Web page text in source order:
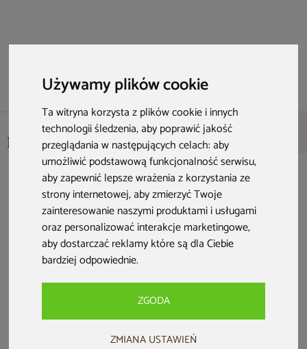
Używamy plików cookie
Ta witryna korzysta z plików cookie i innych
technologii śledzenia, aby poprawić jakość
przeglądania w następujących celach:aby
umożliwić podstawową funkcjonalność serwisu,
aby zapewnić lepsze wrażenia z korzystania ze
strony internetowej,aby zmierzyć Twoje
zainteresowanie naszymi produktami i usługami
oraz personalizować interakcje marketingowe,
aby dostarczać reklamy które są dla Ciebie
bardziej odpowiednie.
ZGODA
ZMIANA USTAWIEŃ
Skontaktuj się z nami
67 215 29 81
Zadzwoń pon. - pt. w godz. 8:00-17:00, sob. w godz. 10:00-